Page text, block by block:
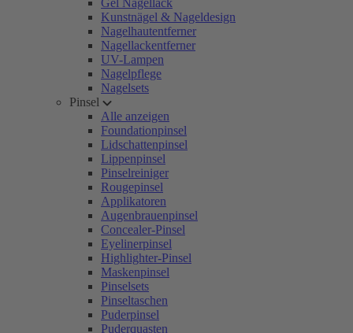
Gel Nagellack
Kunstnägel & Nageldesign
Nagelhautentferner
Nagellackentferner
UV-Lampen
Nagelpflege
Nagelsets
Pinsel
Alle anzeigen
Foundationpinsel
Lidschattenpinsel
Lippenpinsel
Pinselreiniger
Rougepinsel
Applikatoren
Augenbrauenpinsel
Concealer-Pinsel
Eyelinerpinsel
Highlighter-Pinsel
Maskenpinsel
Pinselsets
Pinseltaschen
Puderpinsel
Puderquasten